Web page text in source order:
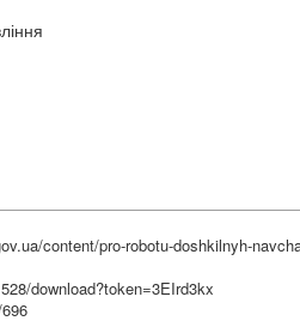
управління
освіти О.І.
content/pro-robotu-doshkilnyh-
download?token=3EIrd3kx